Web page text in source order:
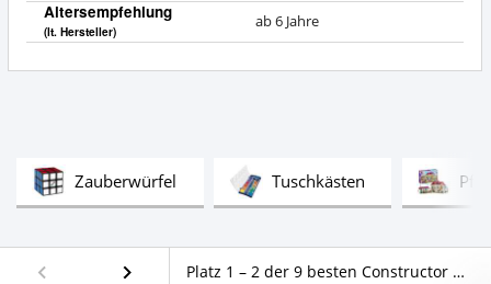
ZauberwürfelTest TuschkästenTest
Platz 1 – 2 der 9 besten Constructor Baukästen von Eichhorn im Vergleich
Altersempfehlung
(lt. Hersteller)
ab 6 Jahre